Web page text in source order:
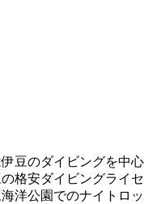
豆のダイビングを中心
格安ダイビングライセ
洋公園でのナイトロッ